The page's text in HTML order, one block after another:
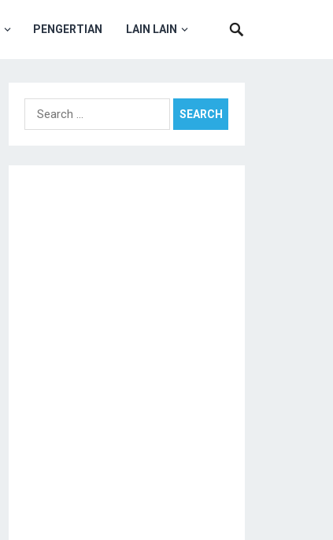
PENGERTIAN LAIN LAIN
Search
for: